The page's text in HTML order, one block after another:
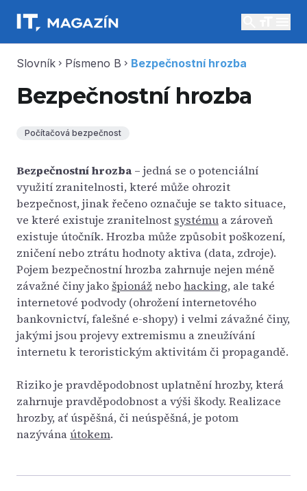
Slovník chevron_right Písmeno B chevron_right Bezpečnostní hrozba
Bezpečnostní hrozba
Počítačová bezpečnost
Bezpečnostní hrozba – jedná se o potenciální
využití zranitelnosti, které může ohrozit
bezpečnost, jinak řečeno označuje se takto situace,
ve které existuje zranitelnost systému a zároveň
existuje útočník. Hrozba může způsobit poškození,
zničení nebo ztrátu hodnoty aktiva (data, zdroje).
Pojem bezpečnostní hrozba zahrnuje nejen méně
závažné činy jakošpionážnebohacking, ale také
internetové podvody (ohrožení internetového
bankovnictví, falešné e-shopy) i velmi závažné činy,
jakými jsou projevy extremismu a zneužívání
internetu k teroristickým aktivitám či propagandě.
Riziko je pravděpodobnost uplatnění hrozby, která
zahrnuje pravděpodobnost a výši škody. Realizace
hrozby, ať úspěšná, či neúspěšná, je potom
nazývánaútokem.